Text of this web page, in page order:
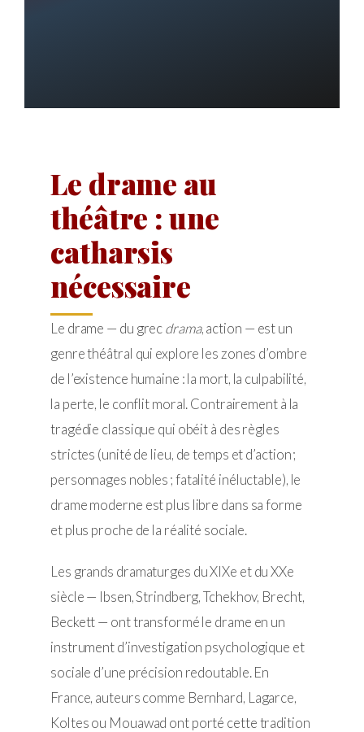
Le drame au
théâtre : une
catharsis
nécessaire
Le drame — du grecdrama, action — est un
genre théâtral qui explore les zones d’ombre
de l’existence humaine : la mort, la culpabilité,
la perte, le conflit moral. Contrairement à la
tragédie classique qui obéit à des règles
strictes (unité de lieu, de temps et d’action ;
personnages nobles ; fatalité inéluctable), le
drame moderne est plus libre dans sa forme
et plus proche de la réalité sociale.
Les grands dramaturges du XIXe et du XXe
siècle — Ibsen, Strindberg, Tchekhov, Brecht,
Beckett — ont transformé le drame en un
instrument d’investigation psychologique et
sociale d’une précision redoutable. En
France, auteurs comme Bernhard, Lagarce,
Koltes ou Mouawad ont porté cette tradition